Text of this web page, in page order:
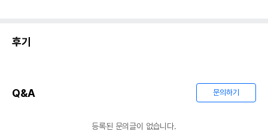
후기
Q&A 문의하기
등록된 문의글이 없습니다.